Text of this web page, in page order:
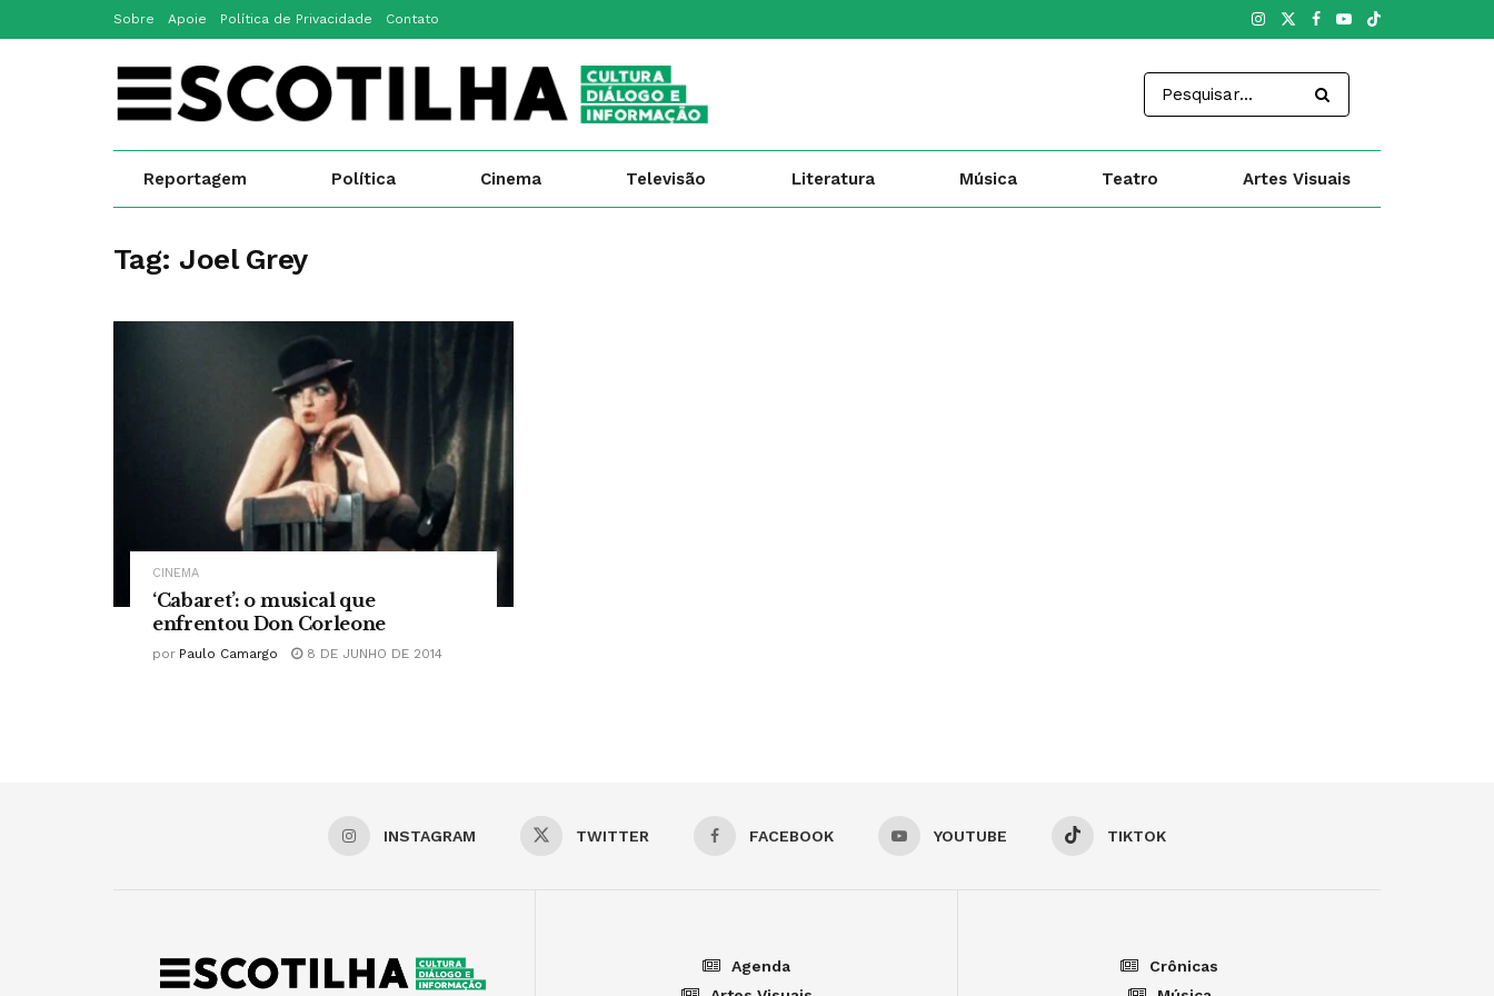
Sobre Apoie Política de Privacidade Contato
Reportagem Política Cinema Televisão Literatura Música Teatro Artes Visuais
Tag: Joel Grey
CINEMA
‘Cabaret’: o musical que
enfrentou Don Corleone
por Paulo Camargo 8 DE JUNHO DE 2014
INSTAGRAM TWITTER FACEBOOK YOUTUBE TIKTOK
Agenda
Crônicas